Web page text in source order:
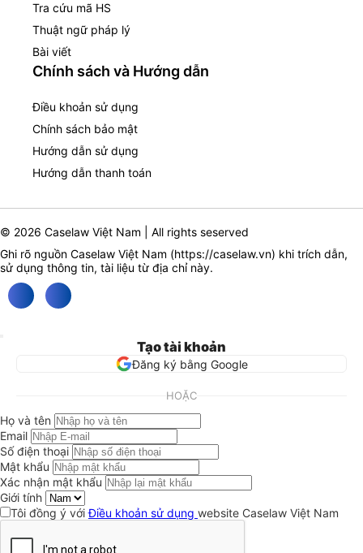
Tra cứu mã HS
Thuật ngữ pháp lý
Bài viết
Chính sách và Hướng dẫn
Điều khoản sử dụng
Chính sách bảo mật
Hướng dẫn sử dụng
Hướng dẫn thanh toán
© 2026 Caselaw Việt Nam | All rights seserved
Ghi rõ nguồn Caselaw Việt Nam (https://caselaw.vn) khi trích dẫn,
sử dụng thông tin, tài liệu từ địa chỉ này.
Tạo tài khoản
Đăng ký bằng Google
HOẶC
Họ và tên
Email
Số điện thoại
Mật khẩu
Xác nhận mật khẩu
Giới tính
Tôi đồng ý vớiĐiều khoản sử dụng website Caselaw Việt Nam